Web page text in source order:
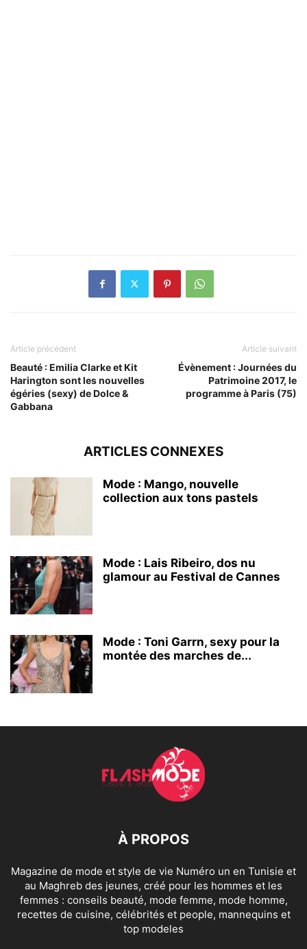
Article précédent
Beauté : Emilia Clarke et Kit
Harington sont les nouvelles
égéries (sexy) de Dolce &
Gabbana
Article suivant
Évènement : Journées du
Patrimoine 2017, le
programme à Paris (75)
ARTICLES CONNEXES
Mode : Mango, nouvelle
collection aux tons pastels
Mode : Lais Ribeiro, dos nu
glamour au Festival de Cannes
Mode : Toni Garrn, sexy pour la
montée des marches de...
À PROPOS
Magazine de mode et style de vie Numéro un en Tunisie et
au Maghreb des jeunes, créé pour les hommes et les
femmes : conseils beauté, mode femme, mode homme,
recettes de cuisine, célébrités et people, mannequins et
top modeles